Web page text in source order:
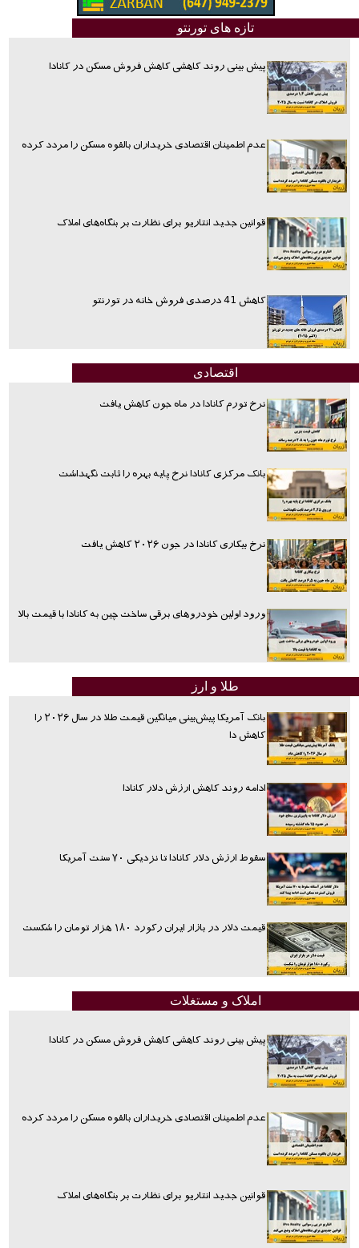
تازه های تورنتو
پیش بینی روند کاهشی کاهش فروش مسکن در کانادا
عدم اطمینان اقتصادی خریداران بالقوه مسکن را مردد کرده
قوانین جدید انتاریو برای نظارت بر بنگاه‌های املاک
کاهش 41 درصدی فروش خانه در تورنتو
اقتصادی
نرخ تورم کانادا در ماه جون کاهش یافت
بانک مرکزی کانادا نرخ پایه بهره را ثابت نگهداشت
نرخ بیکاری کانادا در جون ۲۰۲۶ کاهش یافت
ورود اولین خودروهای برقی ساخت چین به کانادا با قیمت بالا
طلا و ارز
بانک آمریکا پیش‌بینی میانگین قیمت طلا در سال ۲۰۲۶ را
کاهش دا
ادامه روند کاهش ارزش دلار کانادا
سقوط ارزش دلار کانادا تا نزدیکی ۷۰ سنت آمریکا
قیمت دلار در بازار ایران رکورد ۱۸۰ هزار تومان را شکست
املاک و مستغلات
پیش بینی روند کاهشی کاهش فروش مسکن در کانادا
عدم اطمینان اقتصادی خریداران بالقوه مسکن را مردد کرده
قوانین جدید انتاریو برای نظارت بر بنگاه‌های املاک